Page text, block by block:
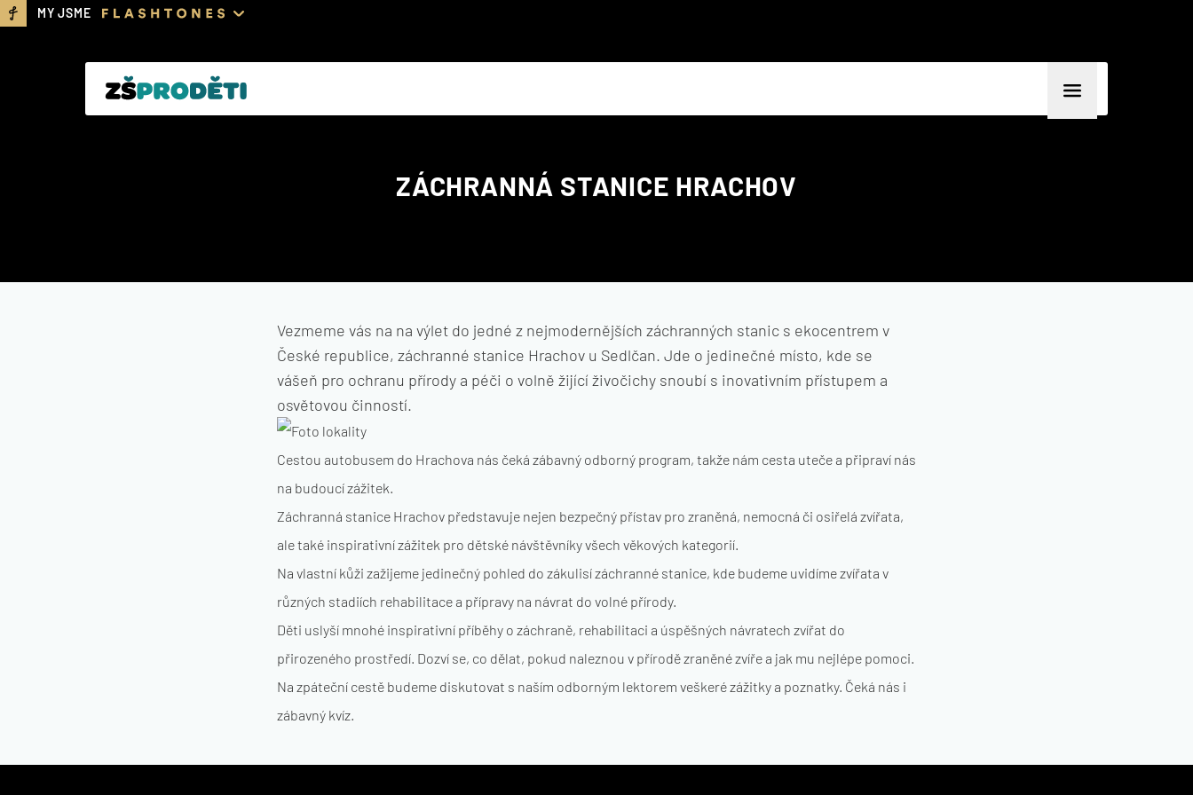
MY JSME
ZÁCHRANNÁ STANICE HRACHOV
Vezmeme vás na na výlet do jedné z nejmodernějších záchranných stanic s ekocentrem v
České republice, záchranné stanice Hrachov u Sedlčan. Jde o jedinečné místo, kde se
vášeň pro ochranu přírody a péči o volně žijící živočichy snoubí s inovativním přístupem a
osvětovou činností.
Cestou autobusem do Hrachova nás čeká zábavný odborný program, takže nám cesta uteče a připraví nás
na budoucí zážitek.
Záchranná stanice Hrachov představuje nejen bezpečný přístav pro zraněná, nemocná či osiřelá zvířata,
ale také inspirativní zážitek pro dětské návštěvníky všech věkových kategorií.
Na vlastní kůži zažijeme jedinečný pohled do zákulisí záchranné stanice, kde budeme uvidíme zvířata v
různých stadiích rehabilitace a přípravy na návrat do volné přírody.
Děti uslyší mnohé inspirativní příběhy o záchraně, rehabilitaci a úspěšných návratech zvířat do
přirozeného prostředí. Dozví se, co dělat, pokud naleznou v přírodě zraněné zvíře a jak mu nejlépe pomoci.
Na zpáteční cestě budeme diskutovat s naším odborným lektorem veškeré zážitky a poznatky. Čeká nás i
zábavný kvíz.